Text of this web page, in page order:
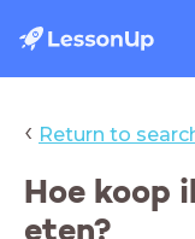
‹ Return to
Hoe koop
eten?